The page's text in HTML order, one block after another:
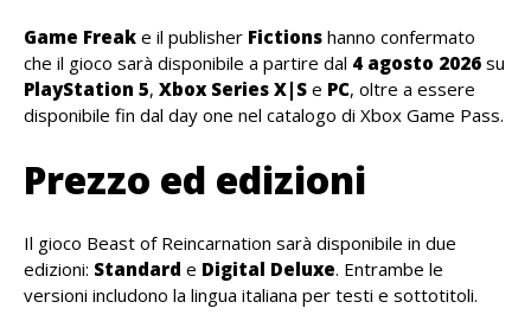
Game Freak e il publisher Fictions hanno confermato
che il gioco sarà disponibile a partire dal 4 agosto 2026 su
PlayStation 5, Xbox Series X|S e PC, oltre a essere
disponibile fin dal day one nel catalogo di Xbox Game Pass.
Prezzo ed edizioni
Il gioco Beast of Reincarnation sarà disponibile in due
edizioni: Standard e Digital Deluxe. Entrambe le
versioni includono la lingua italiana per testi e sottotitoli.